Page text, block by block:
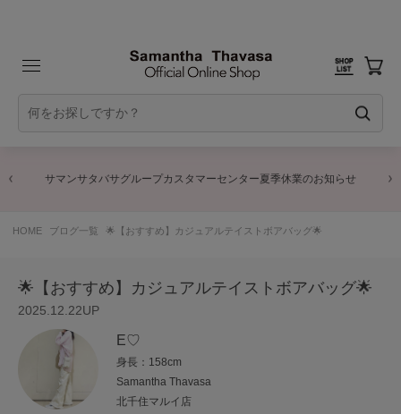
サマンサタバサグループカスタマーセンター夏季休業のお知らせ
HOME ブログ一覧 🌟【おすすめ】カジュアルテイストボアバッグ🌟
🌟【おすすめ】カジュアルテイストボアバッグ🌟
2025.12.22UP
E♡
Samantha Thavasa
身長：158cm
北千住マルイ店